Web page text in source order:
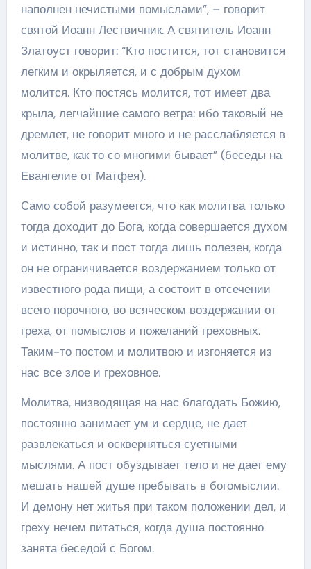
наполнен нечистыми помыслами”, – говорит
святой Иоанн Лествичник. А святитель Иоанн
Златоуст говорит: “Кто постится, тот становится
легким и окрыляется, и с добрым духом
молится. Кто постясь молится, тот имеет два
крыла, легчайшие самого ветра: ибо таковый не
дремлет, не говорит много и не расслабляется в
молитве, как то со многими бывает” (беседы на
Евангелие от Матфея).
Само собой разумеется, что как молитва только
тогда доходит до Бога, когда совершается духом
и истинно, так и пост тогда лишь полезен, когда
он не ограничивается воздержанием только от
известного рода пищи, а состоит в отсечении
всего порочного, во всяческом воздержании от
греха, от помыслов и пожеланий греховных.
Таким-то постом и молитвою и изгоняется из
нас все злое и греховное.
Молитва, низводящая на нас благодать Божию,
постоянно занимает ум и сердце, не дает
развлекаться и оскверняться суетными
мыслями. А пост обуздывает тело и не дает ему
мешать нашей душе пребывать в богомыслии.
И демону нет житья при таком положении дел, и
греху нечем питаться, когда душа постоянно
занята беседой с Богом.